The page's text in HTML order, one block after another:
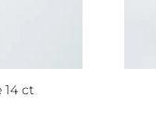
ct